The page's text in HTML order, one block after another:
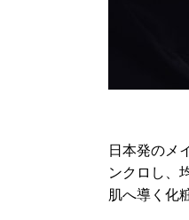
日本発のメ
ンクロし、
肌へ導く化